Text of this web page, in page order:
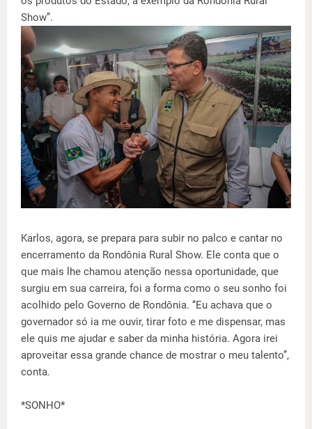
Show’’.
Karlos, agora, se prepara para subir no palco e cantar no
encerramento da Rondônia Rural Show. Ele conta que o
que mais lhe chamou atenção nessa oportunidade, que
surgiu em sua carreira, foi a forma como o seu sonho foi
acolhido pelo Governo de Rondônia. ‘‘Eu achava que o
governador só ia me ouvir, tirar foto e me dispensar, mas
ele quis me ajudar e saber da minha história. Agora irei
aproveitar essa grande chance de mostrar o meu talento’’,
conta.
*SONHO*